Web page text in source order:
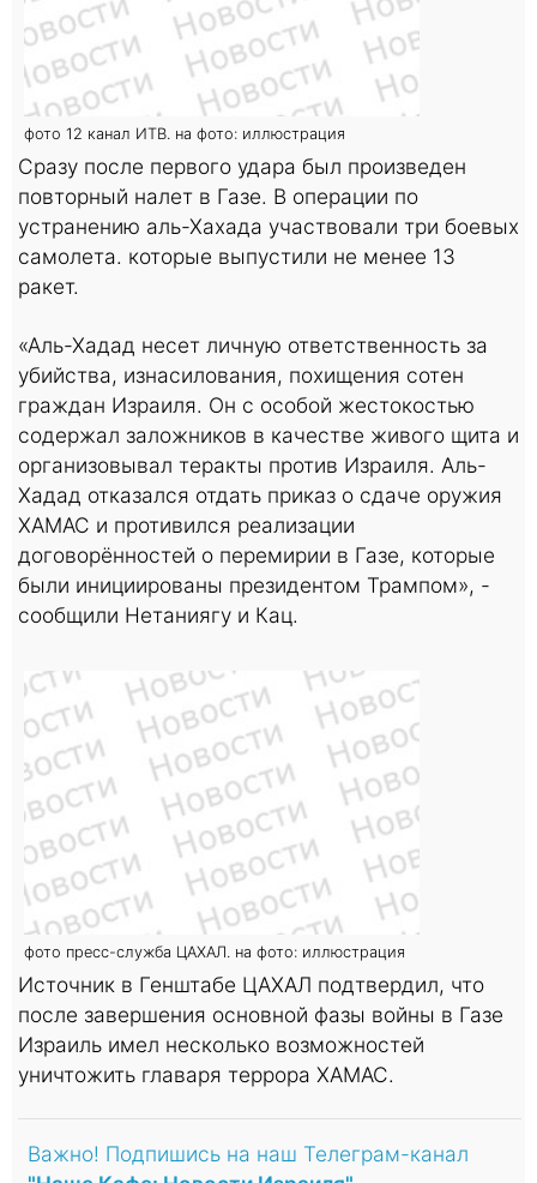
фото 12 канал ИТВ. на фото: иллюстрация
Сразу после первого удара был произведен
повторный налет в Газе. В операции по
устранению аль-Хахада участвовали три боевых
самолета. которые выпустили не менее 13
ракет.
«Аль-Хадад несет личную ответственность за
убийства, изнасилования, похищения сотен
граждан Израиля. Он с особой жестокостью
содержал заложников в качестве живого щита и
организовывал теракты против Израиля. Аль-
Хадад отказался отдать приказ о сдаче оружия
ХАМАС и противился реализации
договорённостей о перемирии в Газе, которые
были инициированы президентом Трампом», -
сообщили Нетаниягу и Кац.
фото пресс-служба ЦАХАЛ. на фото: иллюстрация
Источник в Генштабе ЦАХАЛ подтвердил, что
после завершения основной фазы войны в Газе
Израиль имел несколько возможностей
уничтожить главаря террора ХАМАС.
Важно! Подпишись на наш Телеграм-канал